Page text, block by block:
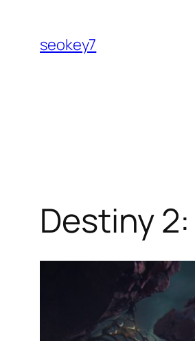
seokey7
Destiny